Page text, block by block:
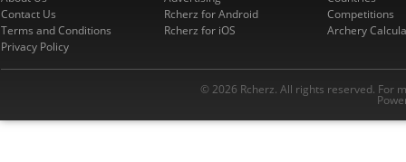
Contact Us
Terms and Conditions
Privacy Policy
Rcherz for Android
Rcherz for iOS
Competitions
Archery
© 2026 Rcherz. All rights reserved. For